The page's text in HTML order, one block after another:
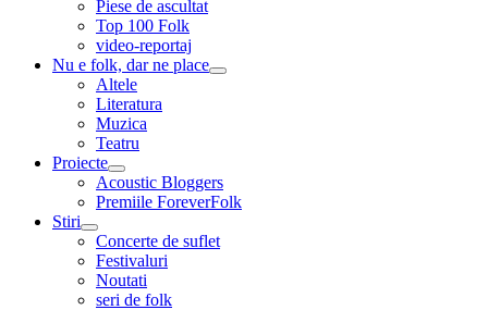
Piese de ascultat
Top 100 Folk
video-reportaj
Nu e folk, dar ne place
expand
Altele
Literatura
Muzica
Teatru
Proiecte
expand
child
menu
Acoustic Bloggers
Premiile ForeverFolk
Stiri
expand
child
menu
Concerte de suflet
Festivaluri
Noutati
seri de folk